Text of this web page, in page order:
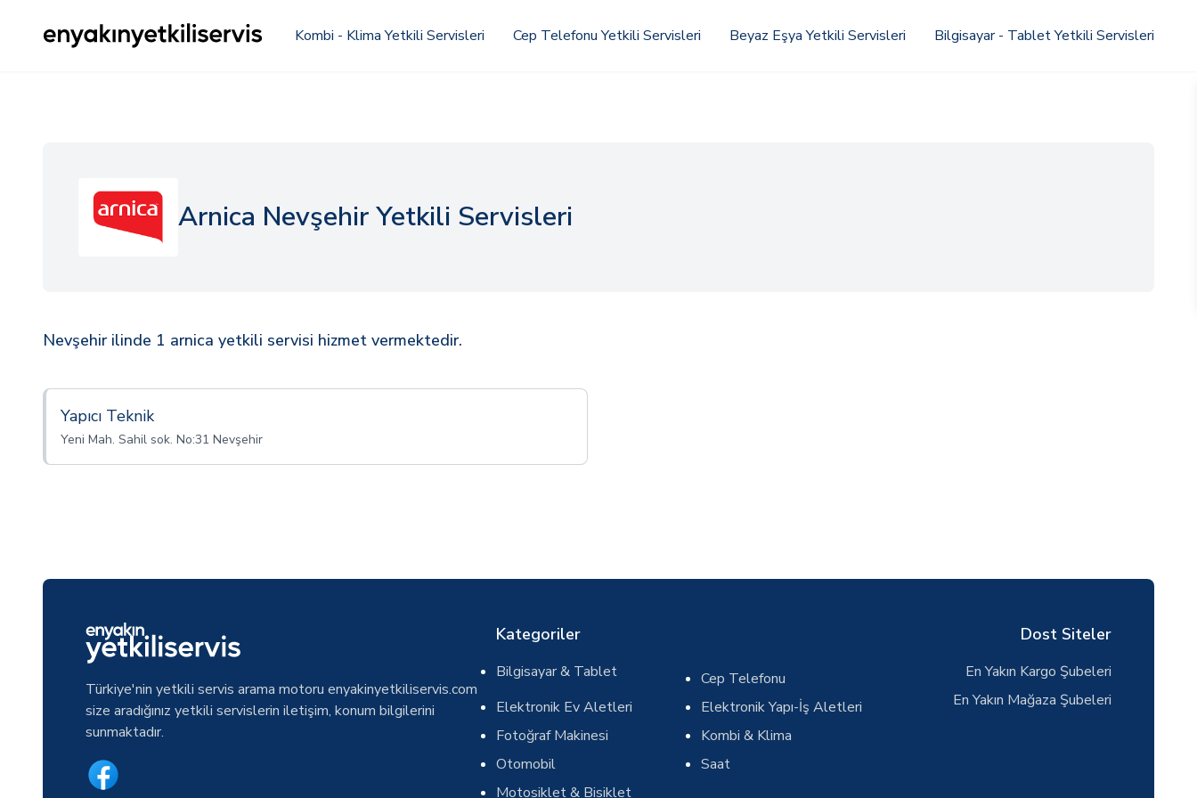
Kombi - Klima Yetkili Servisleri Cep Telefonu Yetkili Servisleri Beyaz Eşya Yetkili Servisleri Bilgisayar - Tablet Yetkili Servisleri
Arnica Nevşehir Yetkili Servisleri
Nevşehir ilinde 1 arnica yetkili servisi hizmet vermektedir.
Yapıcı Teknik
Yeni Mah. Sahil sok. No:31 Nevşehir
Türkiye'nin yetkili servis arama motoru enyakinyetkiliservis.com
size aradığınız yetkili servislerin iletişim, konum bilgilerini
sunmaktadır.
Kategoriler
Bilgisayar & Tablet
Cep Telefonu
Elektronik Ev Aletleri
Elektronik Yapı-İş Aletleri
Fotoğraf Makinesi
Kombi & Klima
Otomobil
Saat
Motosiklet & Bisiklet
Dost Siteler
En Yakın Kargo Şubeleri
En Yakın Mağaza Şubeleri